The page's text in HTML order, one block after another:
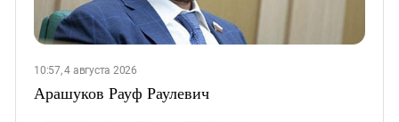
10:57, 4 августа 2026
Арашуков Рауф Раулевич